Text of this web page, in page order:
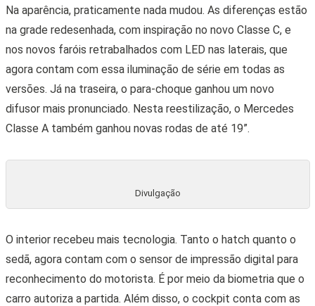
Na aparência, praticamente nada mudou. As diferenças estão
na grade redesenhada, com inspiração no novo Classe C, e
nos novos faróis retrabalhados com LED nas laterais, que
agora contam com essa iluminação de série em todas as
versões. Já na traseira, o para-choque ganhou um novo
difusor mais pronunciado. Nesta reestilização, o Mercedes
Classe A também ganhou novas rodas de até 19”.
Divulgação
O interior recebeu mais tecnologia. Tanto o hatch quanto o
sedã, agora contam com o sensor de impressão digital para
reconhecimento do motorista. É por meio da biometria que o
carro autoriza a partida. Além disso, o cockpit conta com as